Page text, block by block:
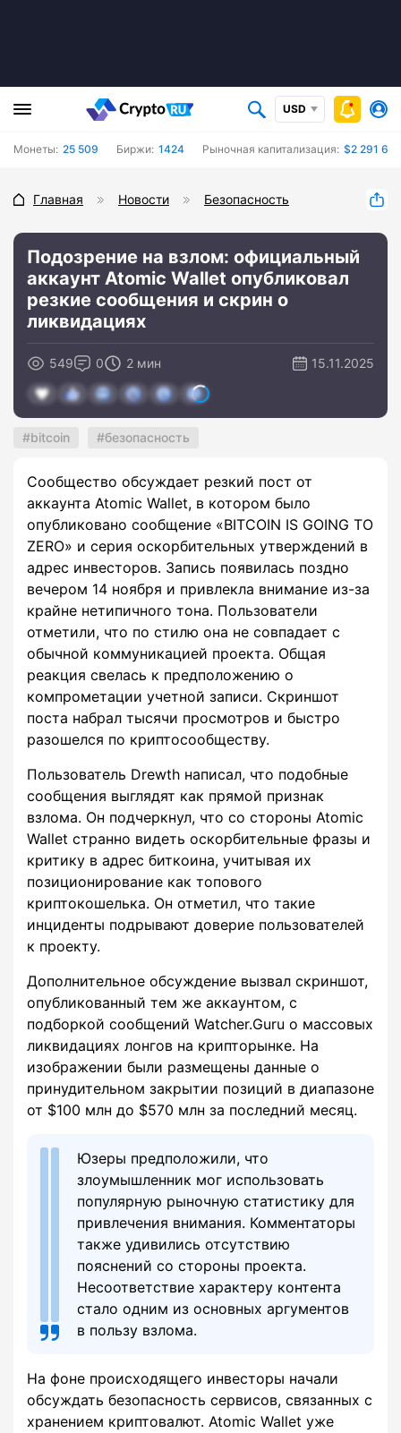
USD
Монеты: 25 509 Биржи: 1424 Рыночная капитализация: $2 291
Главная Новости Безопасность
Подозрение на взлом: официальный
аккаунт Atomic Wallet опубликовал
резкие сообщения и скрин о
ликвидациях
549 0 2 мин 15.11.2025
bitcoin безопасность
Сообщество обсуждает резкий пост от
аккаунта Atomic Wallet, в котором было
опубликовано сообщение «BITCOIN IS GOING TO
ZERO» и серия оскорбительных утверждений в
адрес инвесторов. Запись появилась поздно
вечером 14 ноября и привлекла внимание из-за
крайне нетипичного тона. Пользователи
отметили, что по стилю она не совпадает с
обычной коммуникацией проекта. Общая
реакция свелась к предположению о
компрометации учетной записи. Скриншот
поста набрал тысячи просмотров и быстро
разошелся по криптосообществу.
Пользователь Drewth написал, что подобные
сообщения выглядят как прямой признак
взлома. Он подчеркнул, что со стороны Atomic
Wallet странно видеть оскорбительные фразы и
критику в адрес биткоина, учитывая их
позиционирование как топового
криптокошелька. Он отметил, что такие
инциденты подрывают доверие пользователей
к проекту.
Дополнительное обсуждение вызвал скриншот,
опубликованный тем же аккаунтом, с
подборкой сообщений Watcher.Guru о массовых
ликвидациях лонгов на крипторынке. На
изображении были размещены данные о
принудительном закрытии позиций в диапазоне
от $100 млн до $570 млн за последний месяц.
Юзеры предположили, что
злоумышленник мог использовать
популярную рыночную статистику для
привлечения внимания. Комментаторы
также удивились отсутствию
пояснений со стороны проекта.
Несоответствие характеру контента
стало одним из основных аргументов
в пользу взлома.
На фоне происходящего инвесторы начали
обсуждать безопасность сервисов, связанных с
хранением криптовалют. Atomic Wallet уже